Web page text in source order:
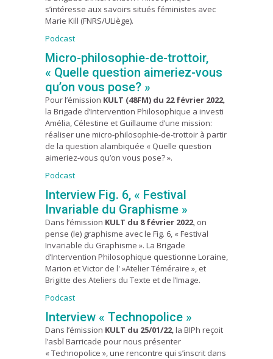
s’intéresse aux savoirs situés féministes avec
Marie Kill (FNRS/ULiège).
Podcast
Micro-philosophie-de-trottoir,
« Quelle question aimeriez-vous
qu’on vous pose? »
Pour l’émission KULT (48FM) du 22 février 2022,
la Brigade d’Intervention Philosophique a investi
Amélia, Célestine et Guillaume d’une mission:
réaliser une micro-philosophie-de-trottoir à partir
de la question alambiquée « Quelle question
aimeriez-vous qu’on vous pose? ».
Podcast
Interview Fig. 6, « Festival
Invariable du Graphisme »
Dans l’émission KULT du 8 février 2022, on
pense (le) graphisme avec le Fig. 6, « Festival
Invariable du Graphisme ». La Brigade
d’Intervention Philosophique questionne Loraine,
Marion et Victor de l' »Atelier Téméraire », et
Brigitte des Ateliers du Texte et de l’Image.
Podcast
Interview « Technopolice »
Dans l’émission KULT du 25/01/22, la BIPh reçoit
l’asbl Barricade pour nous présenter
« Technopolice », une rencontre qui s’inscrit dans